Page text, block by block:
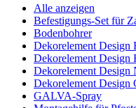
Alle anzeigen
Befestigungs-Set für
Bodenbohrer
Dekorelement Design
Dekorelement Design
Dekorelement Design
Dekorelement Design
GALVA-Spray